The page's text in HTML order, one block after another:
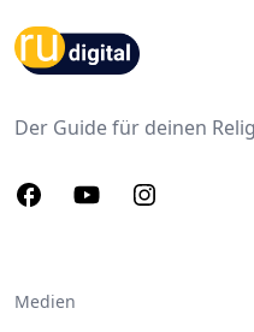
Footer
Der Guide für deinen
FacebookYoutubeInstagram
Medien